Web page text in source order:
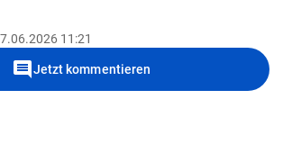
11:21
commentJetzt kommentieren